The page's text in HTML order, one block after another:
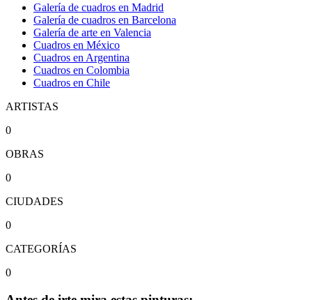
Galería de cuadros en Madrid
Galería de cuadros en Barcelona
Galería de arte en Valencia
Cuadros en México
Cuadros en Argentina
Cuadros en Colombia
Cuadros en Chile
ARTISTAS
0
OBRAS
0
CIUDADES
0
CATEGORÍAS
0